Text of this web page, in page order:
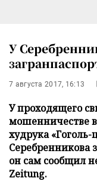
У
7 августа 2017, 16:13
У проходящего
мошенничестве
худрука
Серебренникова
он сам сообщил
Zeitung.